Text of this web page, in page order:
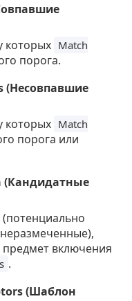
которых Match
порога.
(Несовпавшие
которых Match
порога или
(Кандидатные
включения
.
(Шаблон